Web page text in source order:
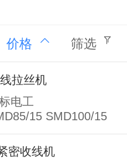
价格 筛选
拉丝机
电工
15 SMD100/15
密收线机